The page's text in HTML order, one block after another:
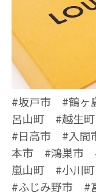
#坂戸市 #鶴
呂山町 #越生
#日高市 #入
本市 #鴻巣市
嵐山町 #小川
#ふじみ野市 #